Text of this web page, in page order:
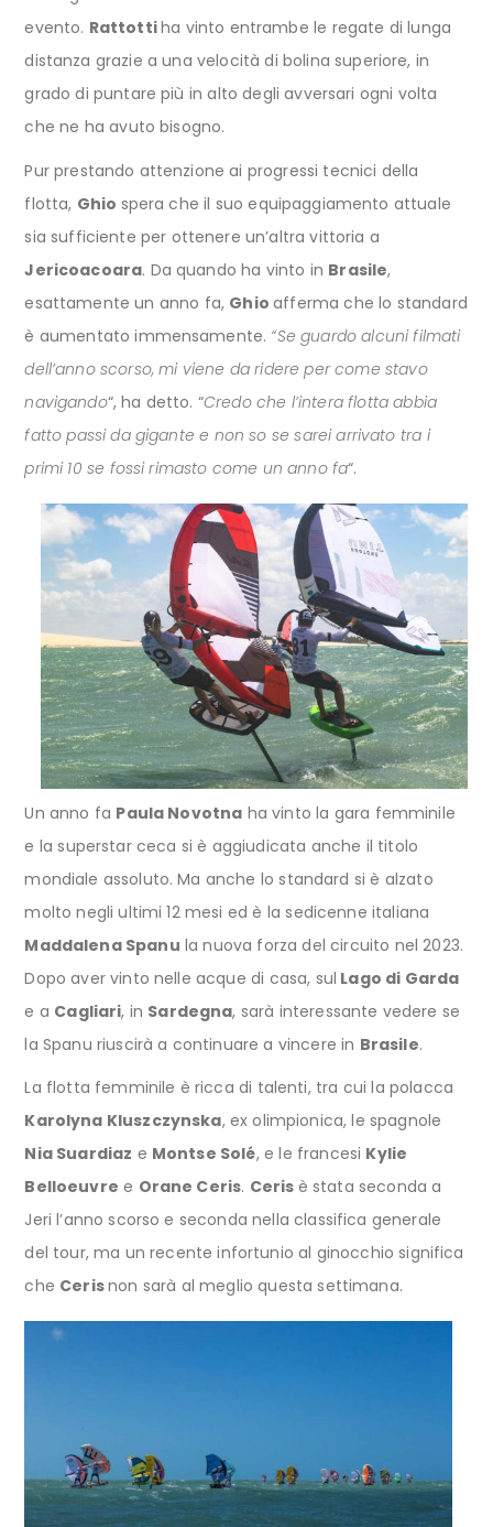
evento. Rattottiha vinto entrambe le regate di lunga
distanza grazie a una velocità di bolina superiore, in
grado di puntare più in alto degli avversari ogni volta
che ne ha avuto bisogno.
Pur prestando attenzione ai progressi tecnici della
flotta, Ghio spera che il suo equipaggiamento attuale
sia sufficiente per ottenere un’altra vittoria a
Jericoacoara. Da quando ha vinto in Brasile,
esattamente un anno fa, Ghioafferma che lo standard
è aumentato immensamente. “Se guardo alcuni filmati
dell’anno scorso, mi viene da ridere per come stavo
navigando“, ha detto. “Credo che l’intera flotta abbia
fatto passi da gigante e non so se sarei arrivato tra i
primi 10 se fossi rimasto come un anno fa“.
Un anno fa Paula Novotna ha vinto la gara femminile
e la superstar ceca si è aggiudicata anche il titolo
mondiale assoluto. Ma anche lo standard si è alzato
molto negli ultimi 12 mesi ed è la sedicenne italiana
Maddalena Spanu la nuova forza del circuito nel 2023.
Dopo aver vinto nelle acque di casa, sul Lago di Garda
e a Cagliari, in Sardegna, sarà interessante vedere se
la Spanu riuscirà a continuare a vincere in Brasile.
La flotta femminile è ricca di talenti, tra cui la polacca
Karolyna Kluszczynska, ex olimpionica, le spagnole
Nia Suardiaz e Montse Solé, e le francesi Kylie
Belloeuvre e Orane Ceris. Ceris è stata seconda a
Jeri l’anno scorso e seconda nella classifica generale
del tour, ma un recente infortunio al ginocchio significa
che Cerisnon sarà al meglio questa settimana.